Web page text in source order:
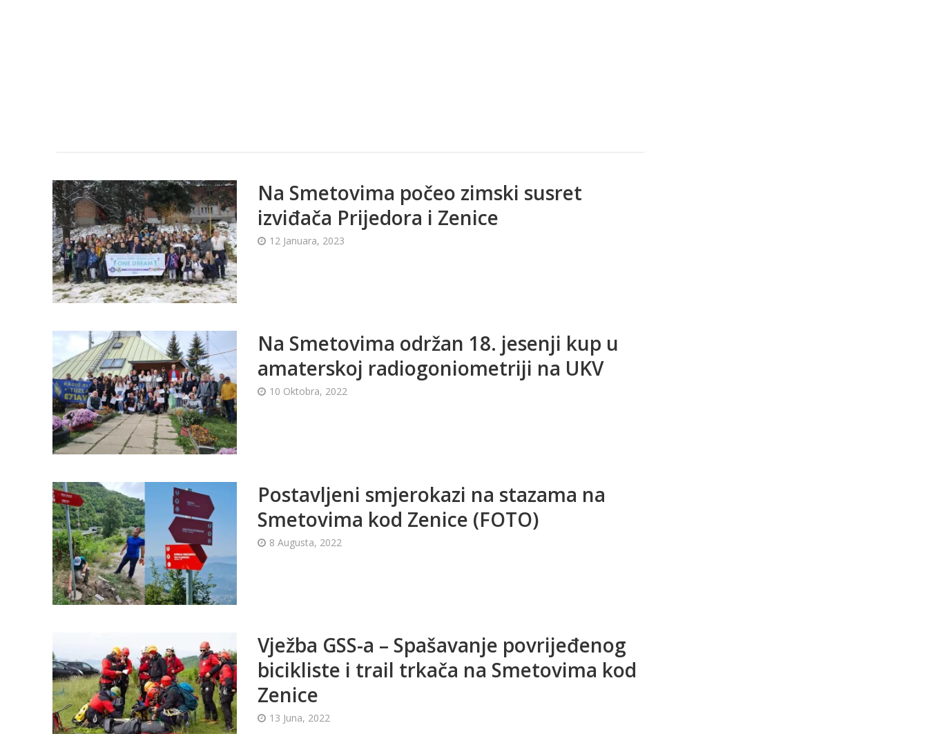
Na Smetovima počeo zimski susret
izviđača Prijedora i Zenice
12 Januara, 2023
Na Smetovima održan 18. jesenji kup u
amaterskoj radiogoniometriji na UKV
10 Oktobra, 2022
Postavljeni smjerokazi na stazama na
Smetovima kod Zenice (FOTO)
8 Augusta, 2022
Vježba GSS-a – Spašavanje povrijeđenog
bicikliste i trail trkača na Smetovima kod
Zenice
13 Juna, 2022